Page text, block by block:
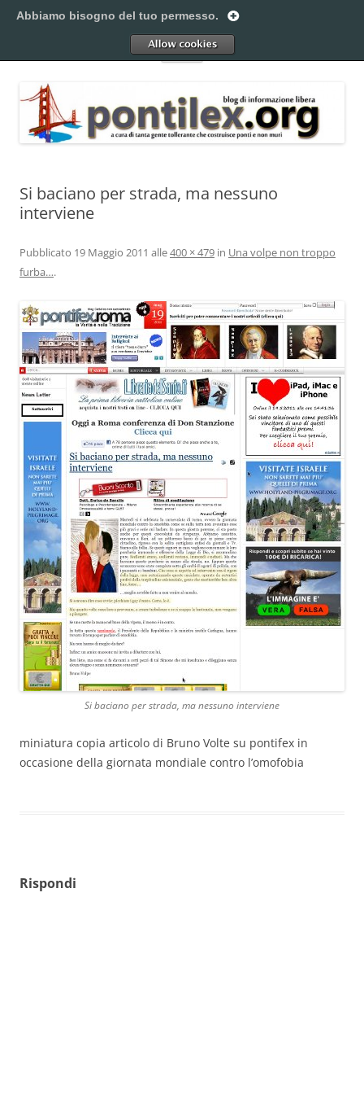
al
Pontilex
Menu
Si baciano per strada, ma nessuno
interviene
Pubblicato 19 Maggio 2011 alle400 × 479 in Una volpe non troppo
furba….
Si baciano per strada, ma nessuno interviene
miniatura copia articolo di Bruno Volte su pontifex in
occasione della giornata mondiale contro l’omofobia
Rispondi
Abbiamo bisogno del tuo permesso.